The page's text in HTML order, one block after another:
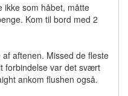
ikke som håbet, måtte
Kom til bord med 2
aftenen. Missed de fleste
forbindelse var det svært
ankom flushen også.